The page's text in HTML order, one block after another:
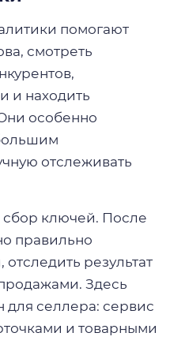
помогают
смотреть
и находить
особенно
отслеживать
сбор ключей. После
правильно
результат
Здесь
для селлера: сервис
и товарными